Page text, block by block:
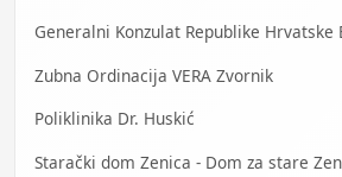
Generalni Konzulat Republike Hrvatske
Zubna Ordinacija VERA Zvornik
Poliklinika Dr. Huskić